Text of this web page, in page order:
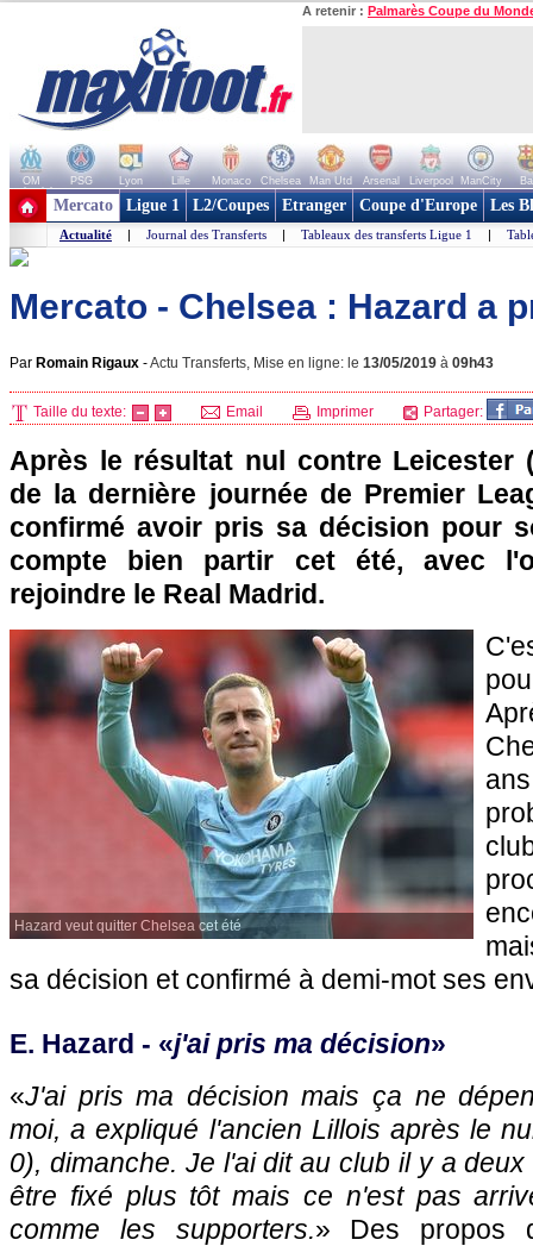
A retenir : Palmarès Coupe du
OM PSG Lyon Lille Monaco Chelsea Man Utd Arsenal Liverpool ManCity
+ de clubs
Mercato Ligue 1 L2/Coupes Etranger Coupe d'Europe Les
Actualité | Journal des Transferts | Tableaux des transferts Ligue 1 |
Mercato - Chelsea : Hazard a
Par Romain Rigaux -Actu Transferts, Mise en ligne: le 13/05/2019 à 09h43
Taille du texte: Email Imprimer Partager:
Après le résultat nul contre Leicester
de la dernière journée de Premier
confirmé avoir pris sa décision pour
compte bien partir cet été, avec
rejoindre le Real Madrid.
Hazard veut quitter Chelsea cet été
sa décision et confirmé à demi-mot ses
E. Hazard - «j'ai pris ma décision»
«J'ai pris ma décision mais ça ne
moi, a expliqué l'ancien Lillois après le
0), dimanche. Je l'ai dit au club il y a
être fixé plus tôt mais ce n'est pas
comme les supporters.» Des propos